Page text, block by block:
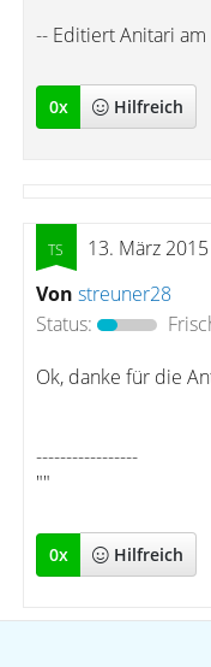
-- Editiert Anitari
0x Hilfreich
13. März
Von streuner28
Status:
Ok, danke für die
-----------------
""
0x Hilfreich